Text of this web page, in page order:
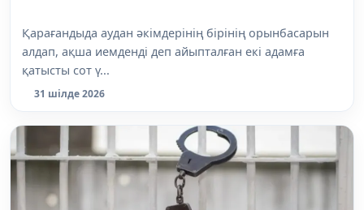
Қарағандыда аудан әкімдерінің бірінің орынбасарын
алдап, ақша иемденді деп айыпталған екі адамға
қатысты сот ү...
31 шілде 2026